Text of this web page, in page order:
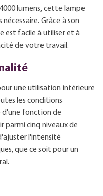
lumens, cette lampe
Grâce à son
est facile à utiliser et à
de votre travail.
une utilisation intérieure
les conditions
d'une fonction de
parmi cinq niveaux de
l'intensité
que ce soit pour un